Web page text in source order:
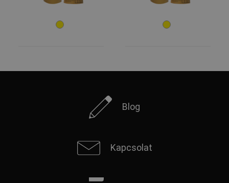
Blog
Kapcsolat